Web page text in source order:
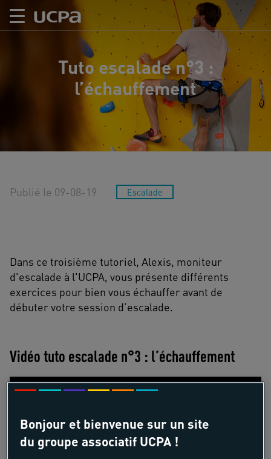
Tuto escalade n°3 :
l’échauffement
Publié le 09-08-19 Escalade
Dans ce troisième tutoriel, Alexis, moniteur
d'escalade à l'UCPA, vous présente différents
exercices pour bien vous échauffer avant de
débuter votre session d’escalade.
Vidéo tuto escalade n°3 : l’échauffement
Bonjour et bienvenue sur un site
du groupe associatif UCPA !